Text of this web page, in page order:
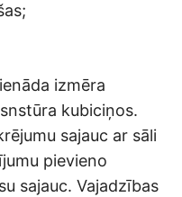
izmēra
kubiciņos.
sajauc ar sāli
pievieno
sajauc. Vajadzības